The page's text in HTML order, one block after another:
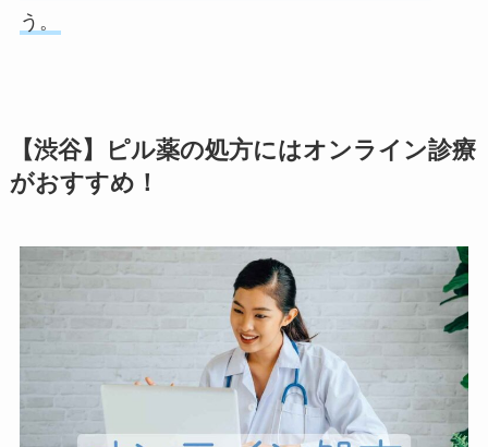
う。
【渋谷】ピル薬の処方にはオンライン診療
がおすすめ！